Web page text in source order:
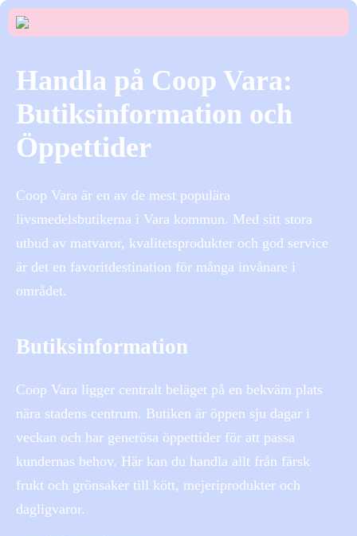
Handla på Coop Vara:
Butiksinformation och
Öppettider
Coop Vara är en av de mest populära
livsmedelsbutikerna i Vara kommun. Med sitt stora
utbud av matvaror, kvalitetsprodukter och god service
är det en favoritdestination för många invånare i
området.
Butiksinformation
Coop Vara ligger centralt beläget på en bekväm plats
nära stadens centrum. Butiken är öppen sju dagar i
veckan och har generösa öppettider för att passa
kundernas behov. Här kan du handla allt från färsk
frukt och grönsaker till kött, mejeriprodukter och
dagligvaror.